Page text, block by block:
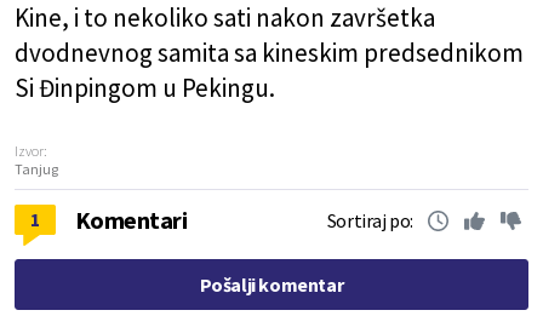
Kine, i to nekoliko sati nakon završetka
dvodnevnog samita sa kineskim predsednikom
Si Đinpingom u Pekingu.
Izvor:
Tanjug
1 Komentari Sortiraj po:
Pošalji komentar